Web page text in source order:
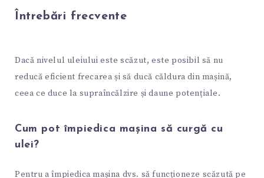
Întrebări frecvente
Dacă nivelul uleiului este scăzut, este posibil să nu
reducă eficient frecarea și să ducă căldura din mașină,
ceea ce duce la supraîncălzire și daune potențiale.
Cum pot împiedica mașina să curgă cu
ulei?
Pentru a împiedica mașina dvs. să funcționeze scăzută pe